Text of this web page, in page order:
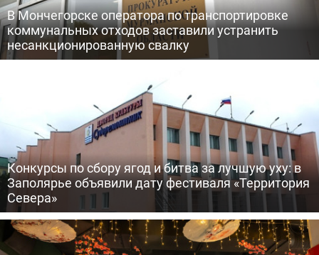
В Мончегорске оператора по транспортировке
коммунальных отходов заставили устранить
несанкционированную свалку
Конкурсы по сбору ягод и битва за лучшую уху: в
Заполярье объявили дату фестиваля «Территория
Севера»